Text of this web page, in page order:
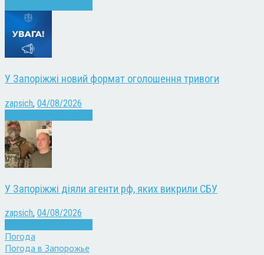
У Запоріжжі новий формат оголошення тривоги
zapsich, 04/08/2026
У Запоріжжі діяли агенти рф, яких викрили СБУ
zapsich, 04/08/2026
Погода
Погода в Запорожье